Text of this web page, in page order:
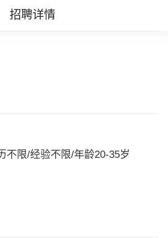
招聘详情
不限/经验不限/年龄20-35岁